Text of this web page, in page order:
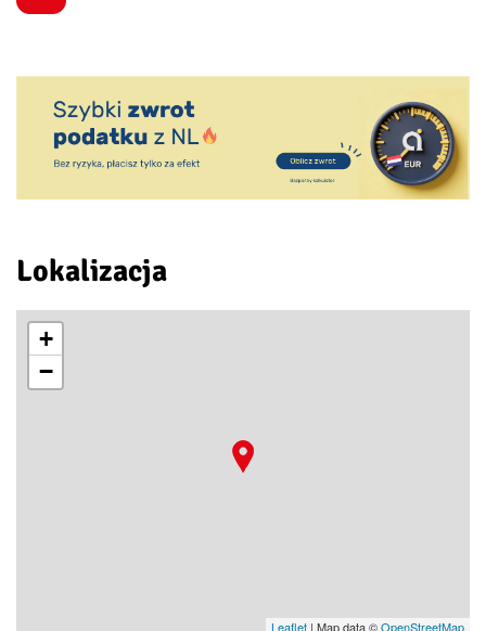
Lokalizacja
+
−
Leaflet | Map data ©OpenStreetMap